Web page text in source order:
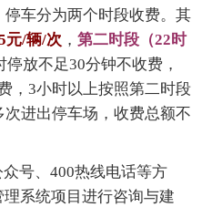
车分为两个时段收费。其
元/辆/次 ， 第二时段（22时
停放不足30分钟不收费，
，3小时以上按照第二时段
进出停车场，收费总额不
号、400热线电话等方
系统项目进行咨询与建